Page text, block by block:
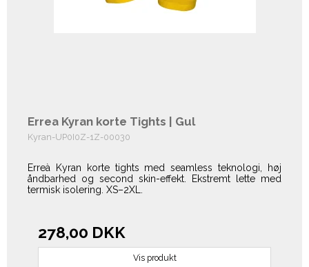
Errea Kyran korte Tights | Gul
Kyran-UP0I0Z-1Z-00030
Erreà Kyran korte tights med seamless teknologi, høj
åndbarhed og second skin-effekt. Ekstremt lette med
termisk isolering. XS–2XL.
278,00 DKK
Vis produkt